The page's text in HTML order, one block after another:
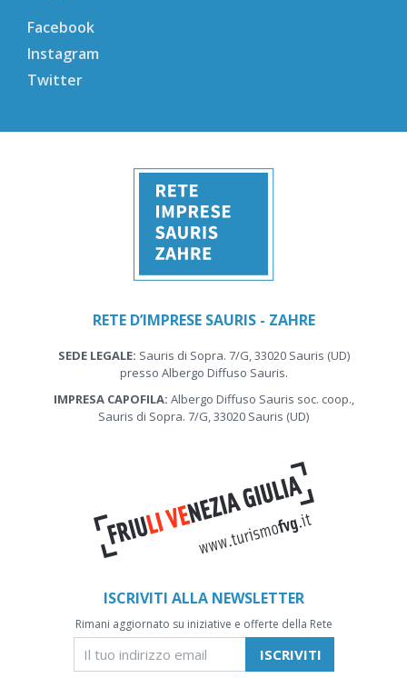
Facebook
Instagram
Twitter
RETE D’IMPRESE SAURIS - ZAHRE
SEDE LEGALE: Sauris di Sopra. 7/G, 33020 Sauris (UD)
presso Albergo Diffuso Sauris.
IMPRESA CAPOFILA: Albergo Diffuso Sauris soc. coop.,
Sauris di Sopra. 7/G, 33020 Sauris (UD)
ISCRIVITI ALLA NEWSLETTER
Rimani aggiornato su iniziative e offerte della Rete